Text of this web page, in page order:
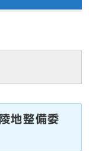
地整備委